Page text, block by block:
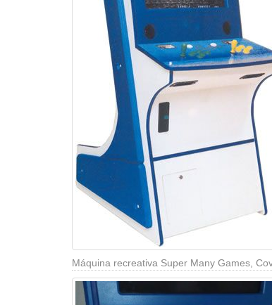
Máquina recreativa Super Many Games,